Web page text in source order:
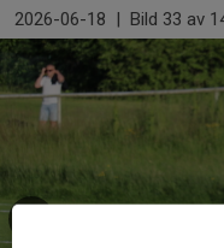
2026-06-18 | Bild 33 av